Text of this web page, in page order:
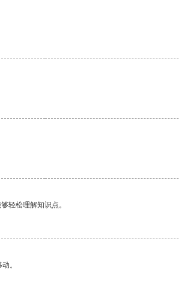
轻松理解知识点。
。